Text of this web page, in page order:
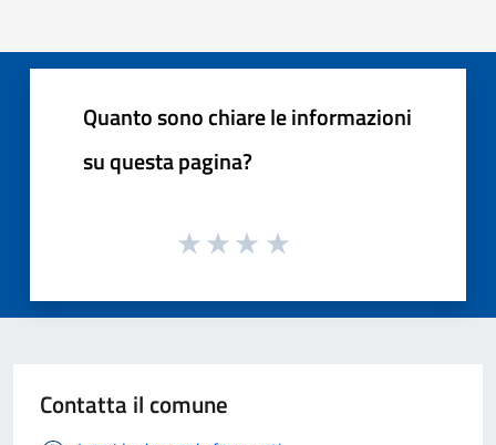
Quanto sono chiare le informazioni
su questa pagina?
Contatta il comune